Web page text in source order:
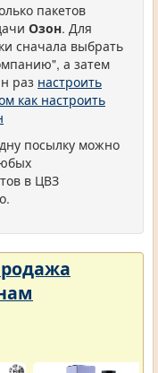
пакетов
Озон. Для
сначала выбрать
а затем
раз настроить
как настроить
посылку можно
в ЦВЗ